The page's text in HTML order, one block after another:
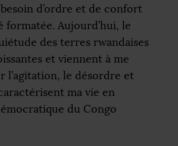
d’ordre et de confort
formatée. Aujourd’hui, le
des terres rwandaises
et viennent à me
l’agitation, le désordre et
ma vie en
du Congo